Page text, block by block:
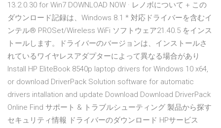
13.2.0.30 for Win7 DOWNLOAD NOW · レノボについて + この
ダウンロード記録は、Windows 8.1 * 対応ドライバーを含むイ
ンテル® PROSet/Wireless WiFi ソフトウェア21.40.5 をインス
トールします。ドライバーのバージョンは、インストールさ
れているワイヤレスアダプターによって異なる場合があり
Install HP EliteBook 8540p laptop drivers for Windows 10 x64,
or download DriverPack Solution software for automatic
drivers intallation and update Download Download DriverPack
Online Find サポート & トラブルシューティング 製品から探す
セキュリティ情報 ドライバーのダウンロード HPサービス